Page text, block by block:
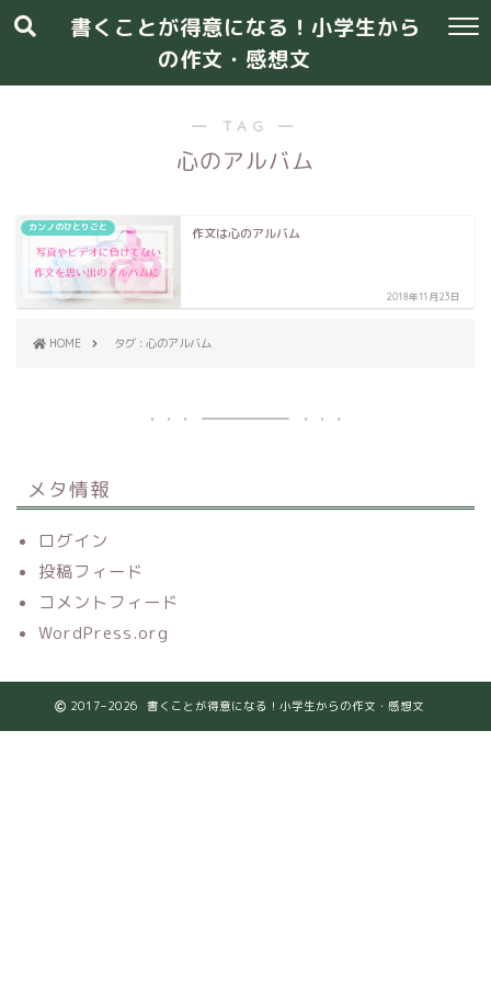
書くことが得意になる！小学生から
の作文・感想文
― TAG ―
心のアルバム
カンノのひとりごと 作文は心のアルバム
2018年11月23日
HOME タグ : 心のアルバム
メタ情報
ログイン
投稿フィード
コメントフィード
WordPress.org
2017–2026 書くことが得意になる！小学生からの作文・感想文